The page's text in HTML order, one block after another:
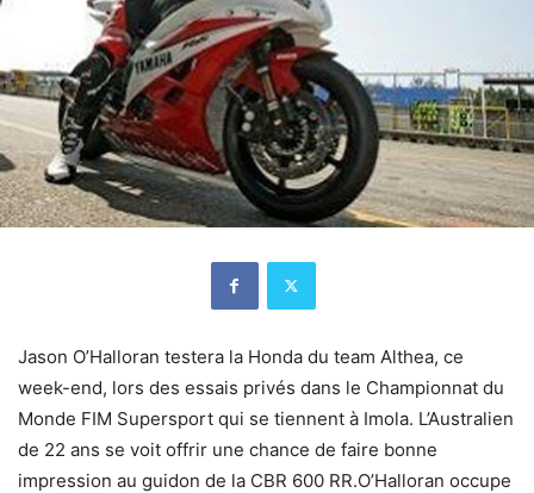
Jason O’Halloran testera la Honda du team Althea, ce
week-end, lors des essais privés dans le Championnat du
Monde FIM Supersport qui se tiennent à Imola. L’Australien
de 22 ans se voit offrir une chance de faire bonne
impression au guidon de la CBR 600 RR.O’Halloran occupe